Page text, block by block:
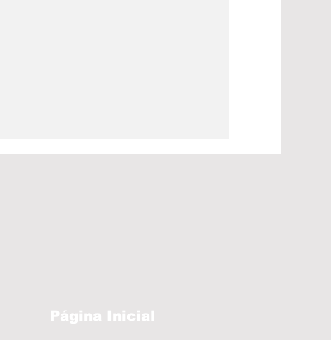
Página Inicial